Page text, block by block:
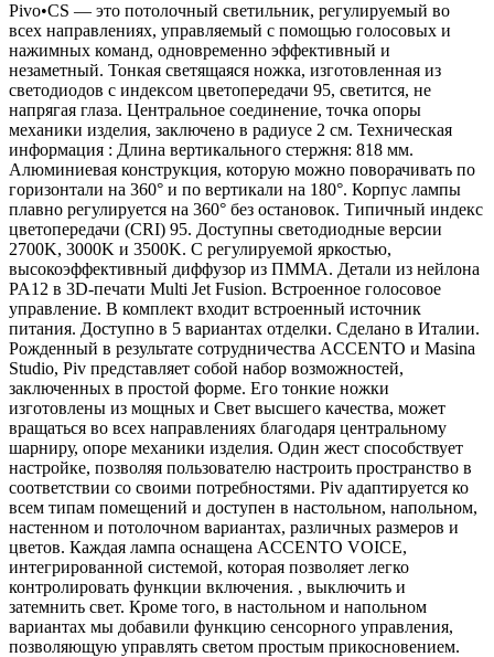
Pivo•CS — это потолочный светильник, регулируемый во
всех направлениях, управляемый с помощью голосовых и
нажимных команд, одновременно эффективный и
незаметный. Тонкая светящаяся ножка, изготовленная из
светодиодов с индексом цветопередачи 95, светится, не
напрягая глаза. Центральное соединение, точка опоры
механики изделия, заключено в радиусе 2 см. Техническая
информация : Длина вертикального стержня: 818 мм.
Алюминиевая конструкция, которую можно поворачивать по
горизонтали на 360° и по вертикали на 180°. Корпус лампы
плавно регулируется на 360° без остановок. Типичный индекс
цветопередачи (CRI) 95. Доступны светодиодные версии
2700K, 3000K и 3500K. С регулируемой яркостью,
высокоэффективный диффузор из ПММА. Детали из нейлона
PA12 в 3D-печати Multi Jet Fusion. Встроенное голосовое
управление. В комплект входит встроенный источник
питания. Доступно в 5 вариантах отделки. Сделано в Италии.
Рожденный в результате сотрудничества ACCENTO и Masina
Studio, Piv представляет собой набор возможностей,
заключенных в простой форме. Его тонкие ножки
изготовлены из мощных и Свет высшего качества, может
вращаться во всех направлениях благодаря центральному
шарниру, опоре механики изделия. Один жест способствует
настройке, позволяя пользователю настроить пространство в
соответствии со своими потребностями. Piv адаптируется ко
всем типам помещений и доступен в настольном, напольном,
настенном и потолочном вариантах, различных размеров и
цветов. Каждая лампа оснащена ACCENTO VOICE,
интегрированной системой, которая позволяет легко
контролировать функции включения. , выключить и
затемнить свет. Кроме того, в настольном и напольном
вариантах мы добавили функцию сенсорного управления,
позволяющую управлять светом простым прикосновением.